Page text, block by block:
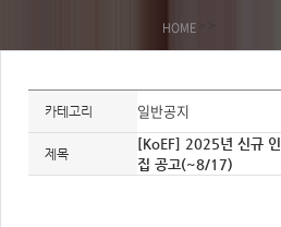
HOME > >
자
개
카테고리 일반공지
제목
[KoEF] 2025년 신규
집 공고(~8/17)